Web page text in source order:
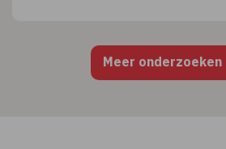
Meer onderzoeken